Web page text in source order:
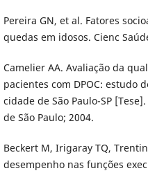
Pereira GN, et al. Fatores
quedas em idosos. Cienc
Camelier AA. Avaliação da
pacientes com DPOC: estudo
cidade de São Paulo-SP
de São Paulo; 2004.
Beckert M, Irigaray TQ,
desempenho nas funções